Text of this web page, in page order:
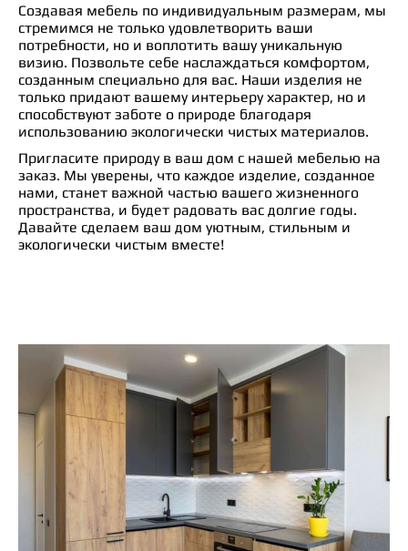
Создавая мебель по индивидуальным размерам, мы
стремимся не только удовлетворить ваши
потребности, но и воплотить вашу уникальную
визию. Позвольте себе наслаждаться комфортом,
созданным специально для вас. Наши изделия не
только придают вашему интерьеру характер, но и
способствуют заботе о природе благодаря
использованию экологически чистых материалов.
Пригласите природу в ваш дом с нашей мебелью на
заказ. Мы уверены, что каждое изделие, созданное
нами, станет важной частью вашего жизненного
пространства, и будет радовать вас долгие годы.
Давайте сделаем ваш дом уютным, стильным и
экологически чистым вместе!